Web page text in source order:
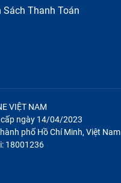
Sách Thanh Toán
VIỆT NAM
cấp ngày 14/04/2023
phố Hồ Chí Minh, Việt Nam
18001236